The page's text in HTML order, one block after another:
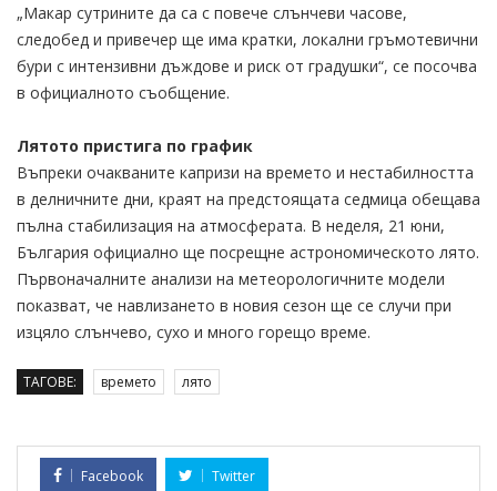
„Макар сутрините да са с повече слънчеви часове,
следобед и привечер ще има кратки, локални гръмотевични
бури с интензивни дъждове и риск от градушки“, се посочва
в официалното съобщение.
Лятото пристига по график
Въпреки очакваните капризи на времето и нестабилността
в делничните дни, краят на предстоящата седмица обещава
пълна стабилизация на атмосферата. В неделя, 21 юни,
България официално ще посрещне астрономическото лято.
Първоначалните анализи на метеорологичните модели
показват, че навлизането в новия сезон ще се случи при
изцяло слънчево, сухо и много горещо време.
ТАГОВЕ: времето лято
Facebook Twitter